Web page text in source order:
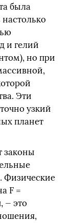
была
и гелий
но при
Эти
узкий
планет
законы
Физические
F =
— это